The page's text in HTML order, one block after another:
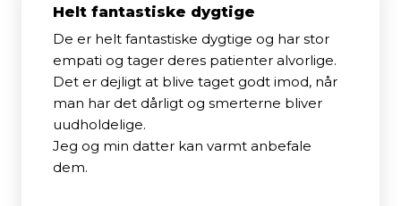
Helt fantastiske dygtige
De er helt fantastiske dygtige og har stor
empati og tager deres patienter alvorlige.
Det er dejligt at blive taget godt imod, når
man har det dårligt og smerterne bliver
uudholdelige.
Jeg og min datter kan varmt anbefale
dem.